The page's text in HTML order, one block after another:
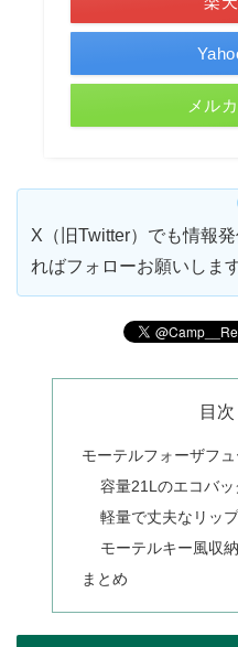
メル
X（旧Twitter）でも情報
ればフォローお願いします
目次
モーテルフォーザフ
容量21Lのエコバッ
軽量で丈夫なリッ
モーテルキー風収
まとめ